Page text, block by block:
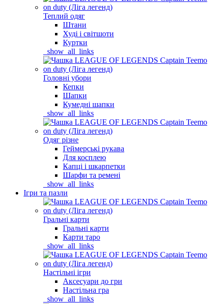
Теплий одяг
Штани
Худі і світшоти
Куртки
_show_all_links
Головні убори
Кепки
Шапки
Кумедні шапки
_show_all_links
Одяг різне
Геймерські рукава
Для косплею
Капці і шкарпетки
Шарфи та ремені
_show_all_links
Ігри та пазли
Гральні карти
Гральні карти
Карти таро
_show_all_links
Настільні ігри
Аксесуари до гри
Настільна гра
_show_all_links